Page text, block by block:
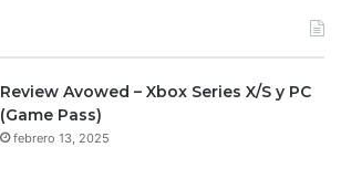
Review Avowed – Xbox Series X/S y PC
(Game Pass)
febrero 13, 2025